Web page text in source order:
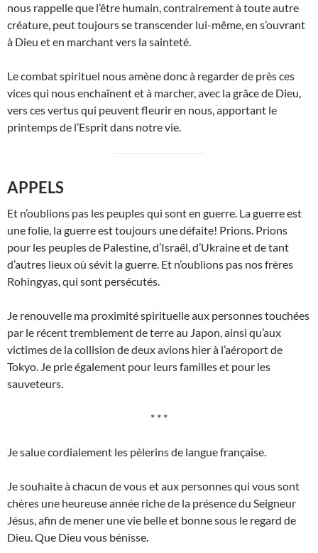
nous rappelle que l’être humain, contrairement à toute autre
créature, peut toujours se transcender lui-même, en s’ouvrant
à Dieu et en marchant vers la sainteté.
Le combat spirituel nous amène donc à regarder de près ces
vices qui nous enchaînent et à marcher, avec la grâce de Dieu,
vers ces vertus qui peuvent fleurir en nous, apportant le
printemps de l’Esprit dans notre vie.
APPELS
Et n’oublions pas les peuples qui sont en guerre. La guerre est
une folie, la guerre est toujours une défaite! Prions. Prions
pour les peuples de Palestine, d’Israël, d’Ukraine et de tant
d’autres lieux où sévit la guerre. Et n’oublions pas nos frères
Rohingyas, qui sont persécutés.
Je renouvelle ma proximité spirituelle aux personnes touchées
par le récent tremblement de terre au Japon, ainsi qu’aux
victimes de la collision de deux avions hier à l’aéroport de
Tokyo. Je prie également pour leurs familles et pour les
sauveteurs.
* * *
Je salue cordialement les pèlerins de langue française.
Je souhaite à chacun de vous et aux personnes qui vous sont
chères une heureuse année riche de la présence du Seigneur
Jésus, afin de mener une vie belle et bonne sous le regard de
Dieu. Que Dieu vous bénisse.